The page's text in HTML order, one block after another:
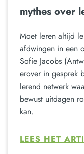
mythes over
Moet leren altijd
afdwingen in een
Sofie Jacobs
erover in gesprek
lerend netwerk
bewust uitdagen
kan.
LEES HET